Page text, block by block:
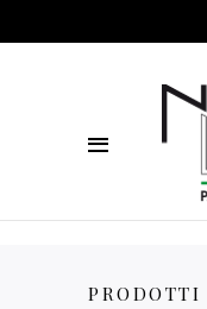
PRODOTTI